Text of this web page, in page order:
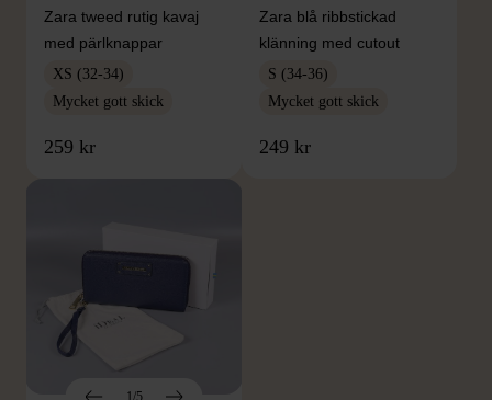
Zara tweed rutig kavaj
med pärlknappar
XS (32-34)
Mycket gott skick
259 kr
Zara blå ribbstickad
klänning med cutout
S (34-36)
Mycket gott skick
249 kr